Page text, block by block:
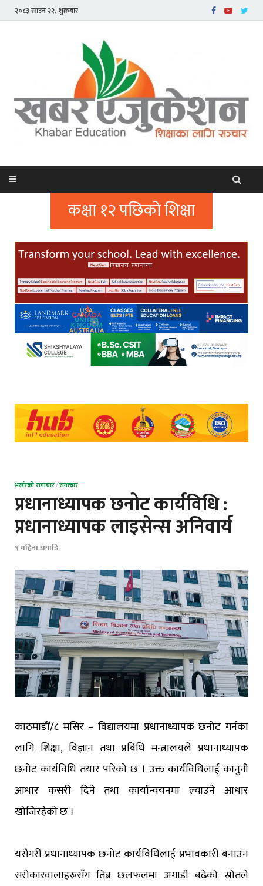
२०८३ साउन २२, शुक्रबार
कक्षा १२ पछिको शिक्षा
भर्खरको समाचार/समाचार
प्रधानाध्यापक छनोट कार्यविधि :
प्रधानाध्यापक लाइसेन्स अनिवार्य
९ महिना अगाडि
काठमाडौँ/८ मंसिर – विद्यालयमा प्रधानाध्यापक छनोट गर्नका
लागि शिक्षा, विज्ञान तथा प्रविधि मन्त्रालयले प्रधानाध्यापक
छनोट कार्यविधि तयार पारेको छ । उक्त कार्यविधिलाई कानुनी
आधार कसरी दिने तथा कार्यान्वयनमा ल्याउने आधार
खोजिरहेको छ ।
यसैगरी प्रधानाध्यापक छनोट कार्यविधिलाई प्रभावकारी बनाउन
सरोकारवालाहरूसँग तिब्र छलफलमा अगाडी बढेको स्रोतले